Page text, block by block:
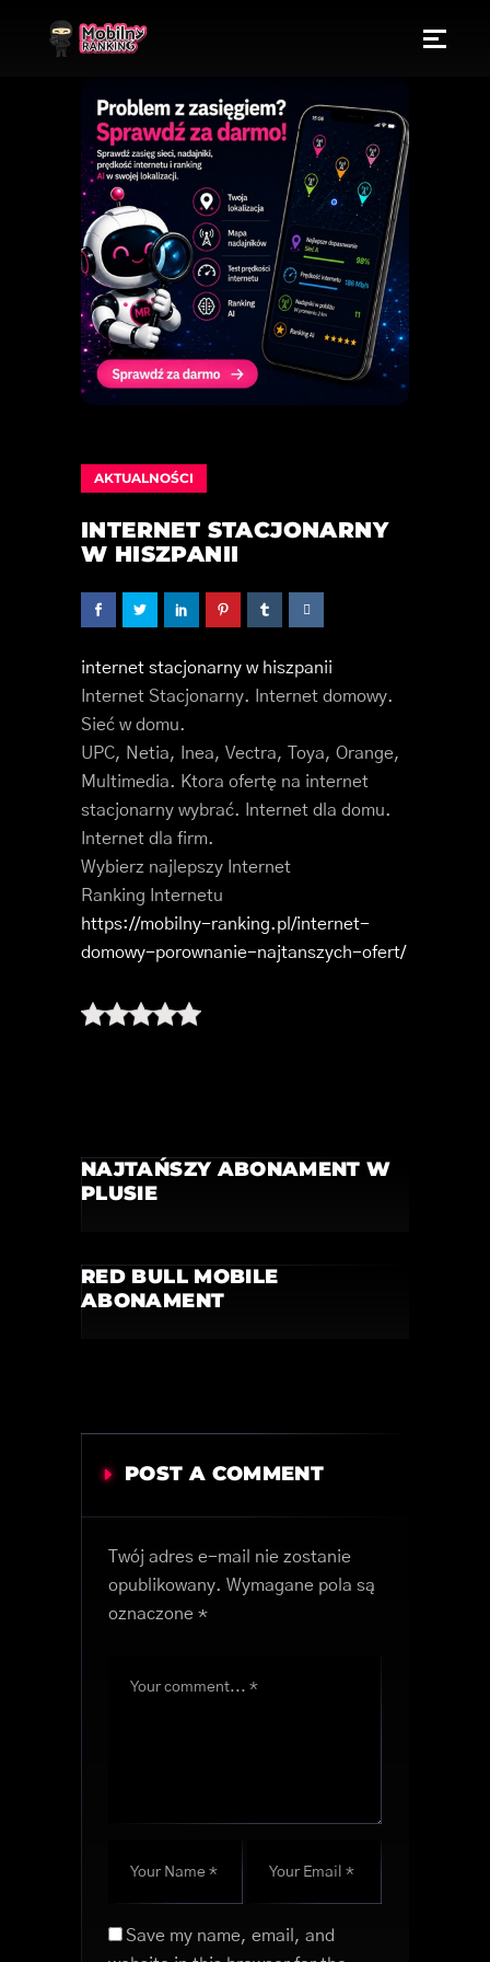
AKTUALNOŚCI
INTERNET STACJONARNY
W HISZPANII
internet stacjonarny w hiszpanii
Internet Stacjonarny. Internet domowy.
Sieć w domu.
UPC, Netia, Inea, Vectra, Toya, Orange,
Multimedia. Ktora ofertę na internet
stacjonarny wybrać. Internet dla domu.
Internet dla firm.
Wybierz najlepszy Internet
Ranking Internetu
https://mobilny-ranking.pl/internet-
domowy-porownanie-najtanszych-ofert/
NAJTAŃSZY ABONAMENT W
PLUSIE
RED BULL MOBILE
ABONAMENT
POST A COMMENT
Twój adres e-mail nie zostanie
opublikowany. Wymagane pola są
oznaczone *
Save my name, email, and